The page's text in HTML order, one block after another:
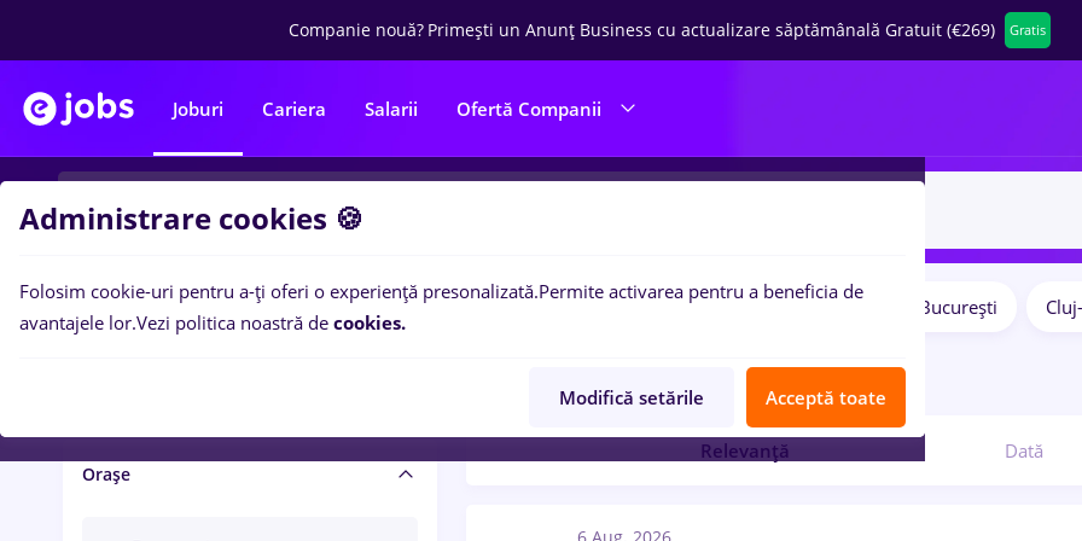
Companie nouă? Primești un Anunț Business cu actualizare săptămânală Gratuit (€269) Gratis
Joburi Cariera Salarii Ofertă Companii
Salariu și beneficii
Orașe
București
locuri de munca
Relevanță Dată
Administrare cookies 🍪
Folosim cookie-uri pentru a-ți oferi o experiență presonalizată.Permite activarea pentru a beneficia de
avantajele lor.Vezi politica noastră de cookies.
Modifică setările Acceptă toate